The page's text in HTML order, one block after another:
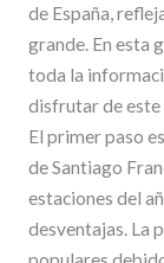
de España,
grande. En esta
toda la
disfrutar de este
El primer paso
de Santiago
estaciones del
desventajas. La